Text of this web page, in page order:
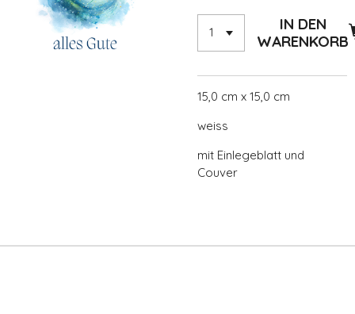
IN DEN
WARENKORB
15,0 cm x 15,0 cm
weiss
mit Einlegeblatt und
Couver